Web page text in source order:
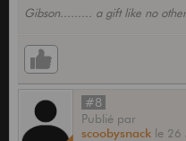
Gibson......... a gift like no
#8
Publié par
scoobysnack le 26